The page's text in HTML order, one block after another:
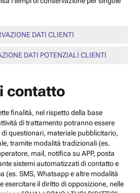
DATI CLIENTI
DATI POTENZIALI CLIENTI
contatto
finalità, nel rispetto della base
di trattamento potranno essere
di questionari, materiale pubblicitario,
tramite modalità tradizionali (es.
mail, notifica su APP, posta
sistemi automatizzati di contatto e
(es. SMS, Whatsapp e altre modalità
esercitare il diritto di opposizione, nelle